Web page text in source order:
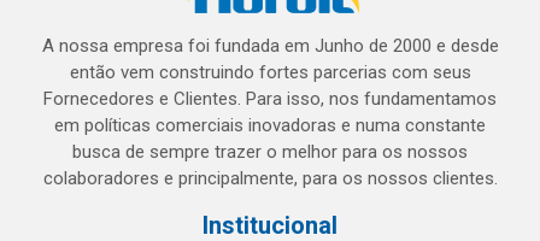
A nossa empresa foi fundada em Junho de 2000 e desde
então vem construindo fortes parcerias com seus
Fornecedores e Clientes. Para isso, nos fundamentamos
em políticas comerciais inovadoras e numa constante
busca de sempre trazer o melhor para os nossos
colaboradores e principalmente, para os nossos clientes.
Institucional